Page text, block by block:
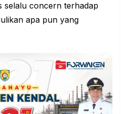
selalu concern terhadap
apa pun yang